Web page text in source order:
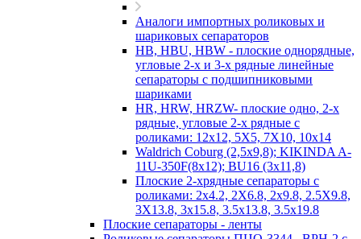
Аналоги импортных роликовых и
шариковых сепараторов
HB, HBU, HBW - плоские однорядные,
угловые 2-х и 3-х рядные линейные
сепараторы с подшипниковыми
шариками
HR, HRW, HRZW- плоские одно, 2-х
рядные, угловые 2-х рядные с
роликами: 12х12, 5X5, 7X10, 10х14
Waldrich Coburg (2,5х9,8); KIKINDA A-
11U-350F(8х12); BU16 (3х11,8)
Плоские 2-хрядные сепараторы с
роликами: 2х4.2, 2X6.8, 2х9.8, 2.5X9.8,
3X13.8, 3х15.8, 3.5х13.8, 3.5х19.8
Плоские сепараторы - ленты